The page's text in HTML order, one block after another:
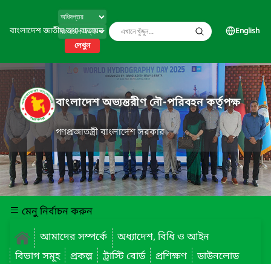
বাংলাদেশ জাতীয় তথ্য বাতায়ন
দেখুন
English
বাংলাদেশ অভ্যন্তরীণ নৌ-পরিবহন কর্তৃপক্ষ
গণপ্রজাতন্ত্রী বাংলাদেশ সরকার
মেনু নির্বাচন করুন
আমাদের সম্পর্কে
অধ্যাদেশ, বিধি ও আইন
বিভাগ সমূহ
প্রকল্প ট্রাস্টি বোর্ড প্রশিক্ষণ
ডাউনলোড